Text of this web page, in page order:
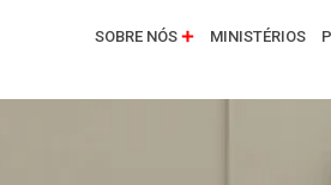
SOBRE NÓS MINISTÉRIOS